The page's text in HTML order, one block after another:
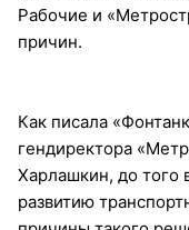
Рабочие и
причин.
Как писала
гендиректора
Харлашкин, до того
развитию